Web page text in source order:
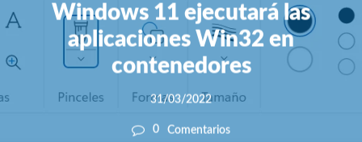
Windows 11 ejecutará las
aplicaciones Win32 en
contenedores
31/03/2022
0 Comentarios